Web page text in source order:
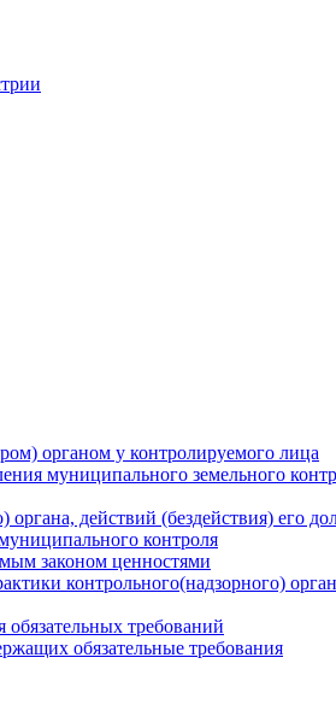
органом у контролируемого лица
муниципального земельного
действий (бездействия) его
контроля
законом ценностями
контрольного(надзорного)
требований
обязательные требования